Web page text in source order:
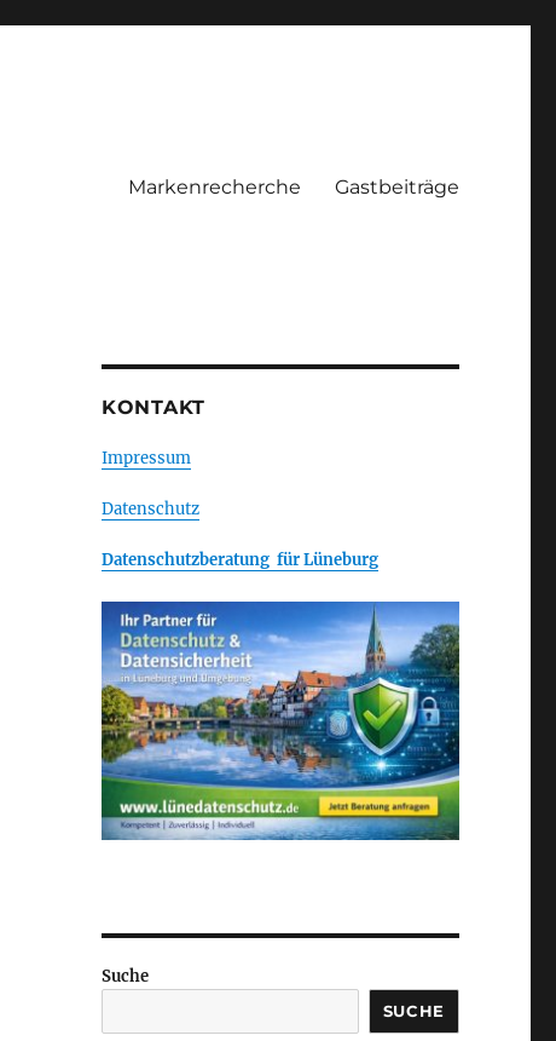
Markenrecherche Gastbeiträge
KONTAKT
Impressum
Datenschutz
Datenschutzberatung für Lüneburg
Suche
SUCHE